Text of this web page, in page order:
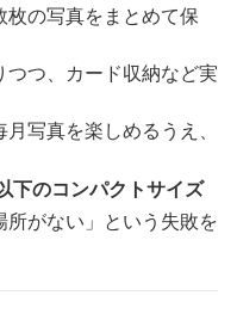
枚の写真をまとめて保
つつ、カード収納など実
月写真を楽しめるうえ、
下のコンパクトサイズ
がない」という失敗を